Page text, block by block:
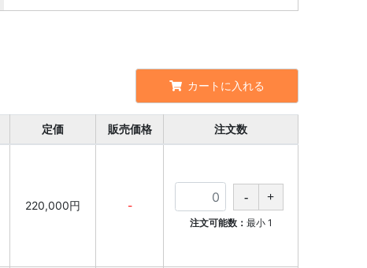
カートに入れる
定価 販売価格 注文数
220,000円 -
注文可能数： 最小 1